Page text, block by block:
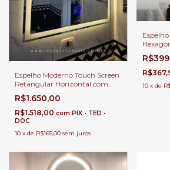
Espelho Moderno Touch Screen
Retangular Horizontal com
LED Luz Direta Para Banheiro,
Penteadeira, Salão de Beleza e
Lojas
R$1.650,00
R$1.518,00 com PIX • TED •
DOC
10 x de R$165,00 sem juros
Direta
Lojas
10 x de